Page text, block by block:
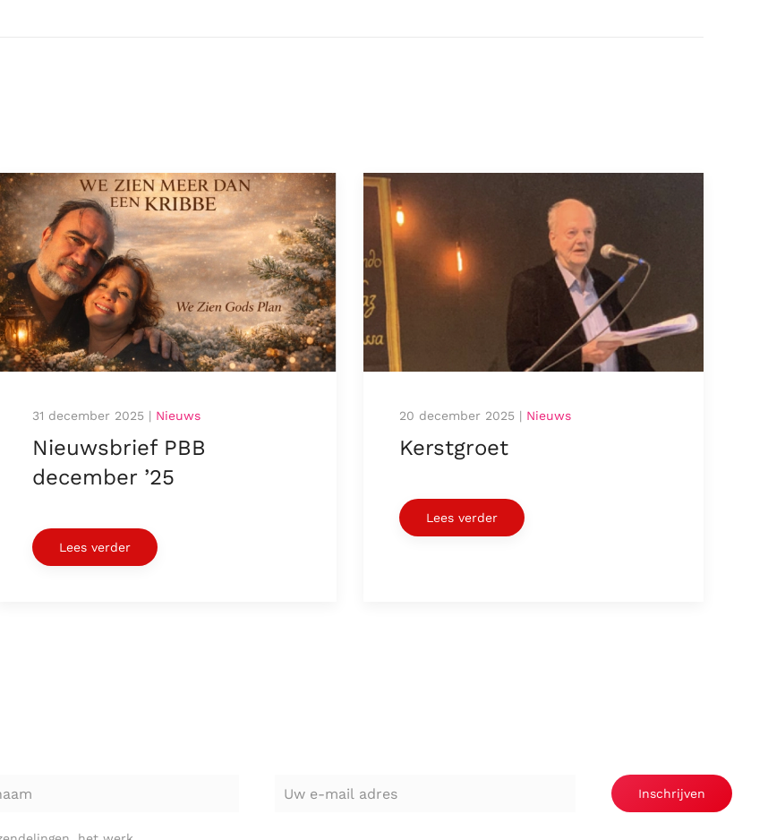
31 december 2025 | Nieuws
Nieuwsbrief PBB
december ’25
Lees verder
20 december 2025 | Nieuws
Kerstgroet
Lees verder
Inschrijven